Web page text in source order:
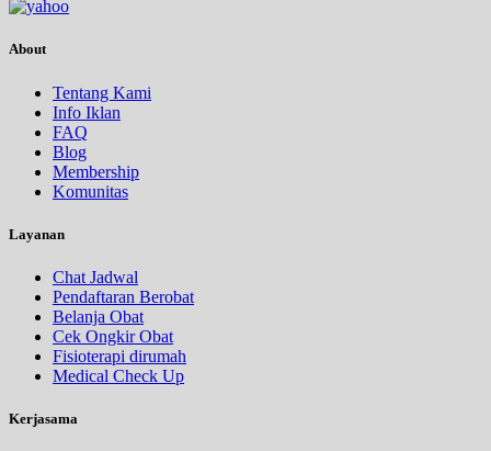
About
Tentang Kami
Info Iklan
FAQ
Blog
Membership
Komunitas
Layanan
Chat Jadwal
Pendaftaran Berobat
Belanja Obat
Cek Ongkir Obat
Fisioterapi dirumah
Medical Check Up
Kerjasama